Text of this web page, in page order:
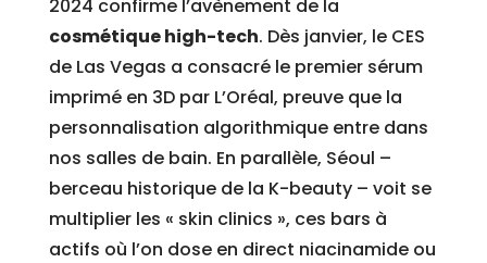
2024 confirme l’avènement de la
cosmétique high-tech. Dès janvier, le CES
de Las Vegas a consacré le premier sérum
imprimé en 3D par L’Oréal, preuve que la
personnalisation algorithmique entre dans
nos salles de bain. En parallèle, Séoul –
berceau historique de la K-beauty – voit se
multiplier les « skin clinics », ces bars à
actifs où l’on dose en direct niacinamide ou